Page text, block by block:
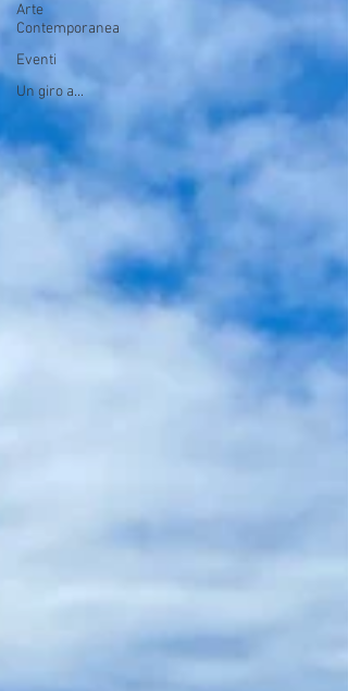
Arte
Contemporanea
Eventi
Un giro a...